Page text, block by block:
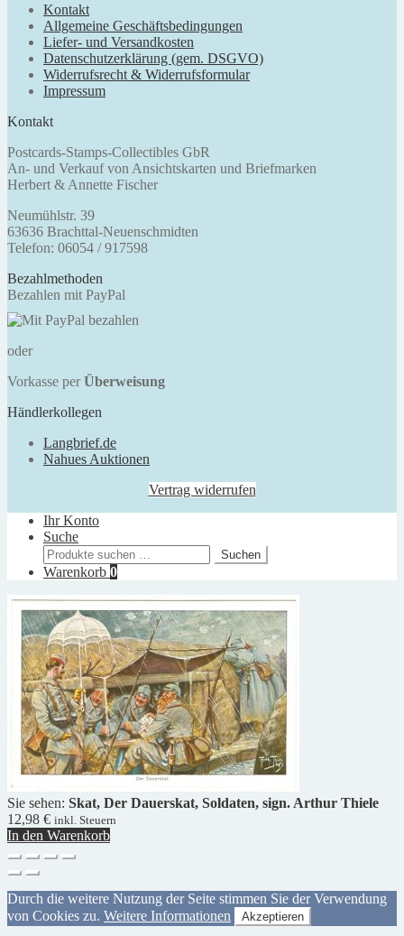
Kontakt
Allgemeine Geschäftsbedingungen
Liefer- und Versandkosten
Datenschutzerklärung (gem. DSGVO)
Widerrufsrecht & Widerrufsformular
Impressum
Kontakt
Postcards-Stamps-Collectibles GbR
An- und Verkauf von Ansichtskarten und Briefmarken
Herbert & Annette Fischer
Neumühlstr. 39
63636 Brachttal-Neuenschmidten
Telefon: 06054 / 917598
Bezahlmethoden
Bezahlen mit PayPal
oder
Vorkasse per Überweisung
Händlerkollegen
Langbrief.de
Nahues Auktionen
Vertrag widerrufen
Ihr Konto
Suche
Suchen
nach:
Suchen
Warenkorb 0
Sie sehen: Skat, Der Dauerskat, Soldaten, sign. Arthur Thiele
12,98 € inkl. Steuern
In den Warenkorb
Durch die weitere Nutzung der Seite stimmen Sie der Verwendung
von Cookies zu. Weitere Informationen Akzeptieren